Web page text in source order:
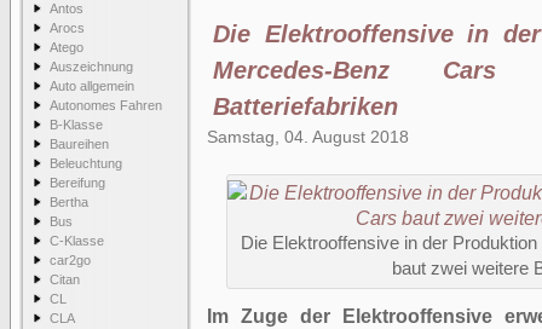
Antos
Arocs
Atego
Auszeichnung
Auto allgemein
Autonomes Fahren
B-Klasse
Baureihen
Beleuchtung
Bereifung
Bertha
Bus
C-Klasse
car2go
Citan
CL
CLA
Die Elektrooffensive in
Mercedes-Benz
Batteriefabriken
Samstag, 04. August 2018
Die Elektrooffensive in der
baut zwei weitere
Im Zuge der Elektrooffensive